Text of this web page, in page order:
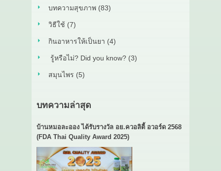
บทความสุขภาพ (83)
วิธีใช้ (7)
กินอาหารให้เป็นยา (4)
รู้หรือไม่? Did you know? (3)
สมุนไพร (5)
บทความล่าสุด
บ้านหมอละออง ได้รับรางวัล อย.ควอลิตี้ อวอร์ด 2568
(FDA Thai Quality Award 2025)